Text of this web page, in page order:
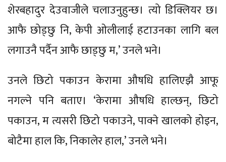
शेरबहादुर देउवाजीले चलाउनुहुन्छ। त्यो डिक्लियर छ।
आफै छोड्छु नि, केपी ओलीलाई हटाउनका लागि बल
लगाउनै पर्दैन आफै छाड्छु म,’ उनले भने।
उनले छिटो पकाउन केरामा औषधि हालिएझै आफू
नगल्ने पनि बताए। ‘केरामा औषधि हाल्छन्, छिटो
पकाउन, म त्यसरी छिटो पकाउने, पाक्ने खालको होइन,
बोटैमा हाल कि, निकालेर हाल,’ उनले भने।